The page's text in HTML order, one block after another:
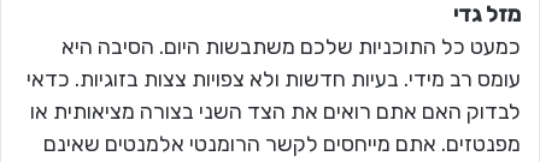
מזל גדי
כמעט כל התוכניות שלכם משתבשות היום. הסיבה היא
עומס רב מידי. בעיות חדשות ולא צפויות צצות בזוגיות. כדאי
לבדוק האם אתם רואים את הצד השני בצורה מציאותית או
מפנטזים. אתם מייחסים לקשר הרומנטי אלמנטים שאינם